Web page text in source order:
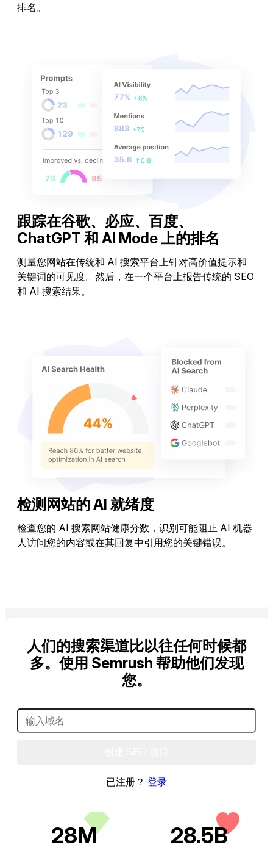
排名。
跟踪在谷歌、必应、百度、
ChatGPT 和 AI Mode 上的排名
测量您网站在传统和 AI 搜索平台上针对高价值提示和
关键词的可见度。然后，在一个平台上报告传统的 SEO
和 AI 搜索结果。
检测网站的 AI 就绪度
检查您的 AI 搜索网站健康分数，识别可能阻止 AI 机器
人访问您的内容或在其回复中引用您的关键错误。
人们的搜索渠道比以往任何时候都
多。使用 Semrush 帮助他们发现
您。
已注册？ 登录
28M 28.5B